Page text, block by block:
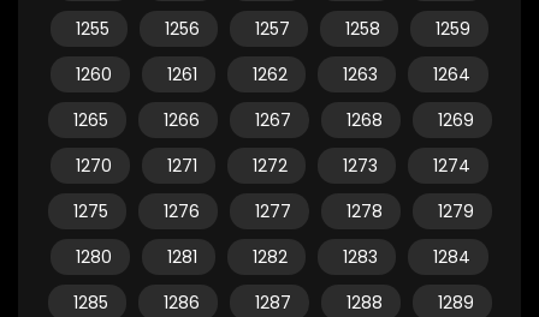
1255
1256 1257 1258
1259
1260
1261 1262 1263
1264
1265
1266 1267 1268
1269
1270
1271 1272 1273
1274
1275
1276 1277 1278
1279
1280
1281 1282 1283
1284
1285
1286 1287 1288
1289